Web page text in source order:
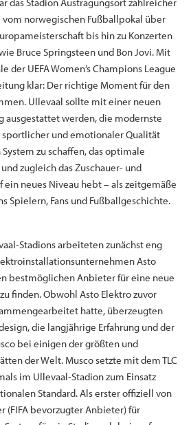
norwegischen Fußballpokal über
bis hin zu Konzerten
Bruce Springsteen und Bon Jovi. Mit
der UEFA Women’s Champions League
klar: Der richtige Moment für den
Ullevaal sollte mit einer neuen
ausgestattet werden, die modernste
und emotionaler Qualität
zu schaffen, das optimale
zugleich das Zuschauer- und
neues Niveau hebt – als zeitgemäße
Spielern, Fans und Fußballgeschichte.
Stadions arbeiteten zunächst eng
Asto
bestmöglichen Anbieter für eine neue
finden. Obwohl Asto Elektro zuvor
hatte, überzeugten
die langjährige Erfahrung und der
bei einigen der größten und
der Welt. Musco setzte mit dem TLC
im Ullevaal-Stadion zum Einsatz
Standard. Als erster offiziell von
(FIFA bevorzugter Anbieter) für